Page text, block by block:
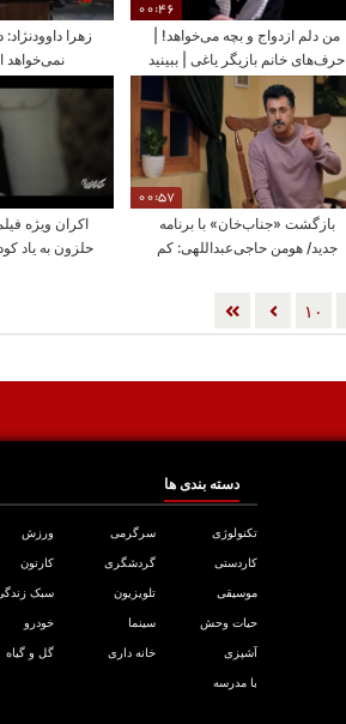
00:46
من دلم ازدواج و بچه می‌خواهد! |
حرف‌های خانم بازیگر یاغی | ببینید
زهرا
نمی‌خواهد
00:57
بازگشت «جناب‌خان» با برنامه
جدید/ هومن حاجی‌عبداللهی: کم
اکران ویژه
حلزون به یاد
١٠
دسته بندی ها
تکنولوژی سرگرمی ورزش
کاردستی گردشگری کارتون
موسیقی تلویزیون سبک
حیات وحش سینما خودرو
آشپزی خانه داری گل و گیاه
با مدرسه